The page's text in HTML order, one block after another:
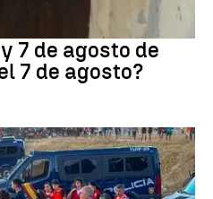
7 de agosto de
7 de agosto?